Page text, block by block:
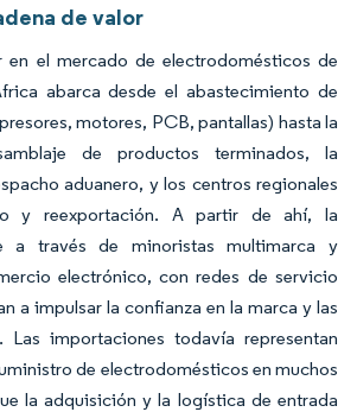
de valor
en el mercado de electrodomésticos de
abarca desde el abastecimiento de
motores, PCB, pantallas) hasta la
de productos terminados, la
aduanero, y los centros regionales
y reexportación. A partir de ahí, la
a través de minoristas multimarca y
electrónico, con redes de servicio
a impulsar la confianza en la marca y las
Las importaciones todavía representan
de electrodomésticos en muchos
la adquisición y la logística de entrada